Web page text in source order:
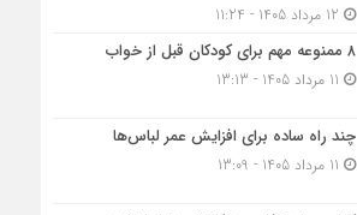
۸ ممنوعه مهم برای کودکان قبل از خواب
چند راه ساده برای افزایش عمر لباس‌ها